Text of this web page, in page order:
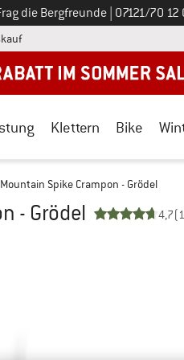
die Bergfreunde Ruf uns an
07121/70 12
Finde die Zahlungs-Infos hier!
Klettern Bike
Mountain Spike Crampon - Grödel
- Grödel 4,7